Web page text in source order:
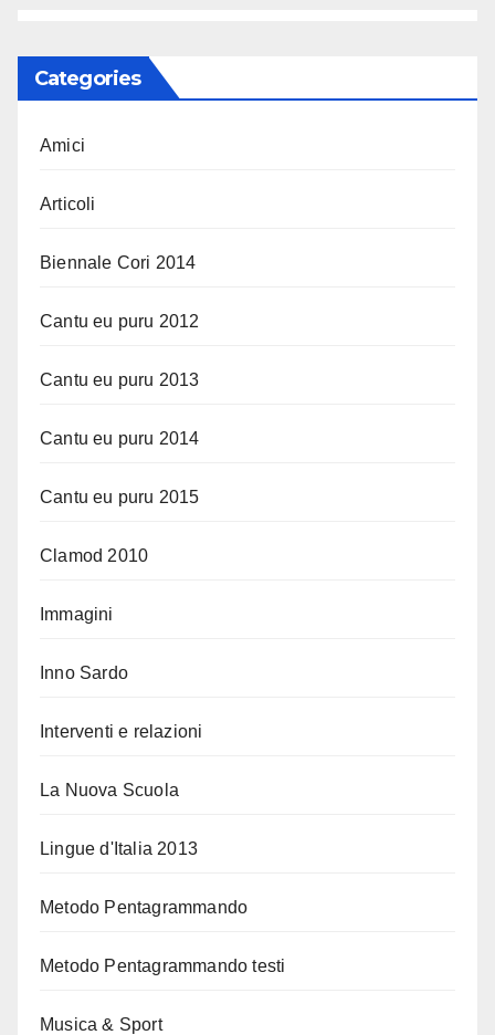
Categories
Amici
Articoli
Biennale Cori 2014
Cantu eu puru 2012
Cantu eu puru 2013
Cantu eu puru 2014
Cantu eu puru 2015
Clamod 2010
Immagini
Inno Sardo
Interventi e relazioni
La Nuova Scuola
Lingue d'Italia 2013
Metodo Pentagrammando
Metodo Pentagrammando testi
Musica & Sport